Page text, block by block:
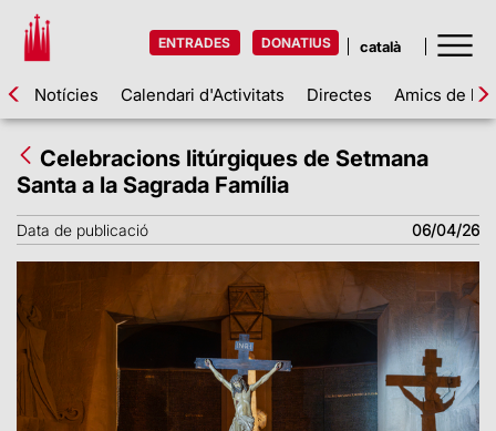
ENTRADES DONATIUS
Notícies Calendari d'Activitats Directes Amics de la
Celebracions litúrgiques de Setmana
Santa a la Sagrada Família
Data de publicació 06/04/26